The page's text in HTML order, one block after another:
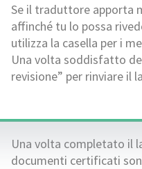
Se il traduttore apporta
affinché tu lo possa
utilizza la casella per i
Una volta soddisfatto
revisione” per rinviare il
Una volta completato il
documenti certificati